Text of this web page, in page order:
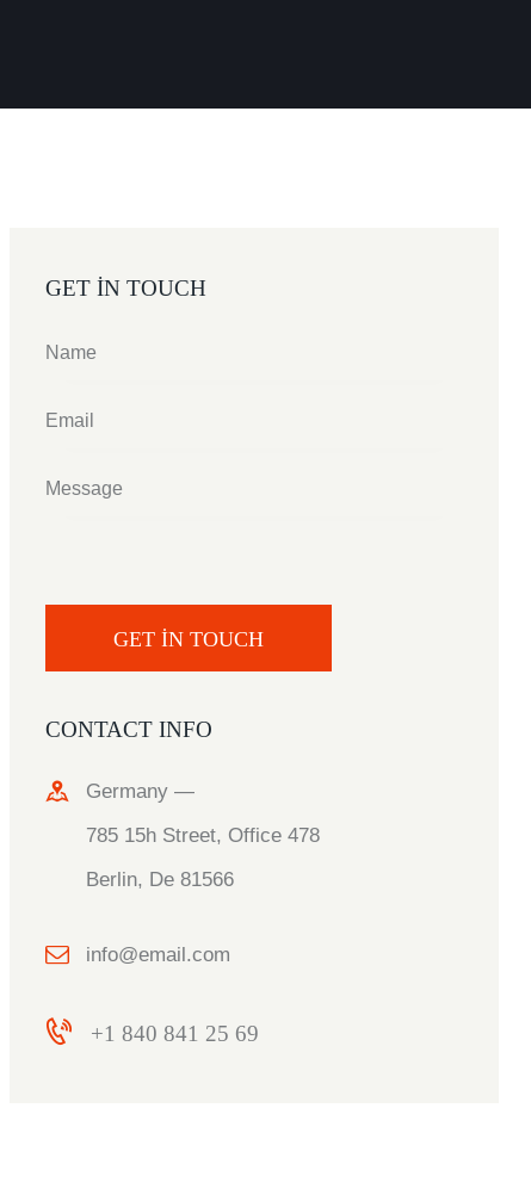
GET IN TOUCH
CONTACT INFO
Germany —
785 15h Street, Office 478
Berlin, De 81566
info@email.com
+1 840 841 25 69